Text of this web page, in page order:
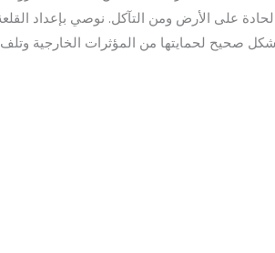
على الأرض ومن التآكل. نوصي بإعداد
صحيح لحمايتها من المؤثرات الخارجية وتلف